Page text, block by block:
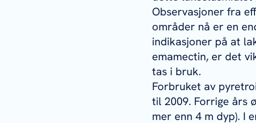
Observasjoner fra
områder nå er en
indikasjoner på at
emamectin, er det
tas i bruk.
Forbruket av
til 2009. Forrige års
mer enn 4 m dyp). I